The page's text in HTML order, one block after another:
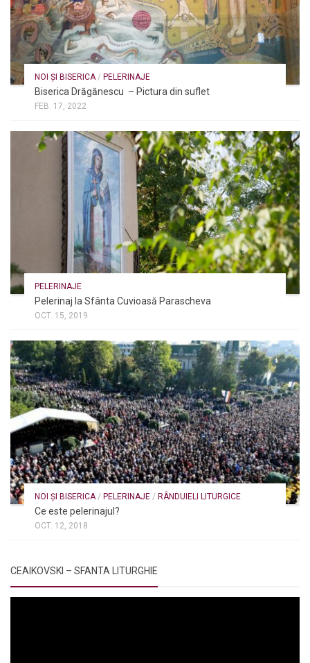
NOI ȘI BISERICA / PELERINAJE
Biserica Drăgănescu – Pictura din suflet
FEB. 17, 2022
PELERINAJE
Pelerinaj la Sfânta Cuvioasă Parascheva
OCT. 15, 2019
NOI ȘI BISERICA / PELERINAJE / RÂNDUIELI LITURGICE
Ce este pelerinajul?
OCT. 12, 2018
CEAIKOVSKI – SFANTA LITURGHIE